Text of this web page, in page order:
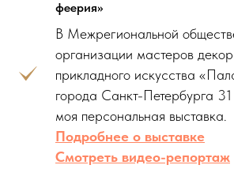
феерия»
В Межрегиональной
организации мастеров
прикладного искусства
города Санкт-Петербурга
моя персональная выставка.
Подробнее о выставке
Смотреть видео-репортаж